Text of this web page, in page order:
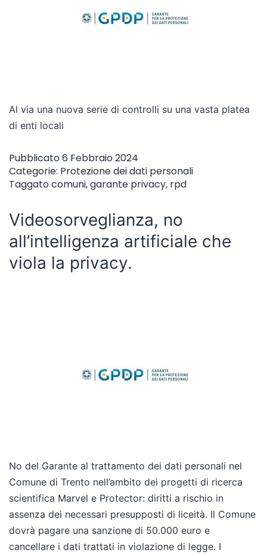
Al via una nuova serie di controlli su una vasta platea
di enti locali
Pubblicato6 Febbraio 2024
Categorie: Protezione dei dati personali
Taggatocomuni,garante privacy, rpd
Videosorveglianza, no
all’intelligenza artificiale che
viola la privacy.
No del Garante al trattamento dei dati personali nel
Comune di Trento nell’ambito dei progetti di ricerca
scientifica Marvel e Protector: diritti a rischio in
assenza dei necessari presupposti di liceità. Il Comune
dovrà pagare una sanzione di 50.000 euro e
cancellare i dati trattati in violazione di legge. I